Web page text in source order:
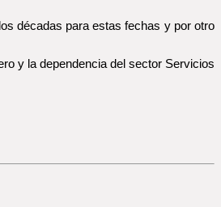
décadas para estas fechas y por otro
y la dependencia del sector Servicios”.